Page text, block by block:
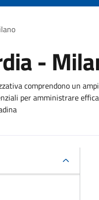
-
comprendono un
per amministrare